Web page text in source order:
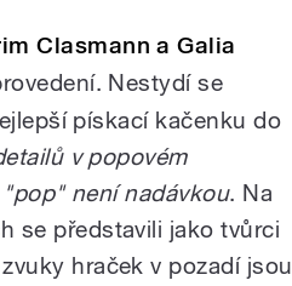
Clasmann a Galia
Nestydí se
pískací kačenku do
v popovém
není nadávkou. Na
se představili jako tvůrci
hraček v pozadí jsou